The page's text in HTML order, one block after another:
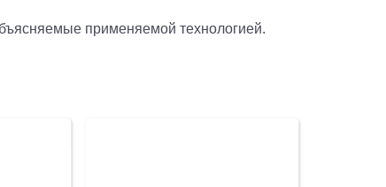
применяемой технологией.